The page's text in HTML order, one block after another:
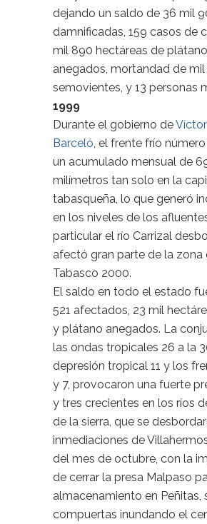
dejando un saldo de 36 mil
damnificadas, 159 casos de
mil 890 hectáreas de
anegados, mortandad de mil
semovientes, y 13 personas
1999
Durante el gobierno de
Barceló , el frente frío
un acumulado mensual de
milímetros tan solo en la
tabasqueña, lo que generó
en los niveles de los
particular el río Carrizal
afectó gran parte de la zona
Tabasco 2000.
El saldo en todo el estado
521 afectados, 23 mil
y plátano anegados. La
las ondas tropicales 26 a la
depresión tropical 11 y los
y 7, provocaron una fuerte
y tres crecientes en los ríos
de la sierra, que se
inmediaciones de
del mes de octubre, con la
de cerrar la presa Malpaso
almacenamiento en Peñitas,
compuertas inundando el